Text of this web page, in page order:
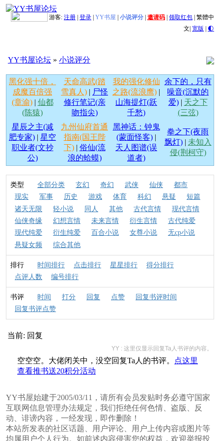
游客: 注册 登录 YY书屋 小说评分 邀请码 领取红包 繁體中
文| 宽版 | 🌓
YY书屋论坛 » 小说评分
黑化强十倍，
成魔百倍强
(章渝)| 仙都
(陈猿)
天命高武(踏
雪真人) | 尸怪
修行笔记(亲
吻指尖)
我的强化修仙
之路(流浪鹰) |
山海提灯(跃
千愁)
余下的，只有
噪音(沉默的
爱)| 天之下
(三弦)
星辰之主(减
肥专家) | 星空
职业者(文抄
公)
九州仙府首通
指南(国王陛
下)| 俗仙(流
浪的蛤蟆)
黑神话：钟鬼
(蒙面怪客) |
天人图谱(误
道者)
拳之下(夜雨
飘灯)| 未知入
侵(荆柯守)
类型 全部分类 玄幻 奇幻 武侠 仙侠
都市
现实
军事 历史 游戏 体育 科幻 悬疑
短篇
诸天无限
轻小说 同人 其他 古代言情
现代言情
仙侠奇缘
幻想言情 未来言情 衍生言情
古代纯爱
现代纯爱
衍生纯爱 百合小说 女尊小说
无cp小说
悬疑女频
综合其他
排行 时间排行 点击排行 星星排行
得分排行
点评人数
编号排行
书评 时间 打分 回复 点赞
回复书评时间
回复书评点赞
当前: 回复
YY : 这里仅显示回复Ta人书评的内容。
空空空。大佬闭关中，没空回复Ta人的书评。
点这里
查看推书送20积分活动
YY书屋始建于2005/03/11，请所有会员发贴时务必遵守国家
互联网信息管理办法规定，我们拒绝任何色情、盗版、反
动、诽谤内容，一经发现，即作删除！
本站所发表的社区话题、用户评论、用户上传内容或图片等
均属用户个人行为。如前述内容侵害您的权益，欢迎举报投